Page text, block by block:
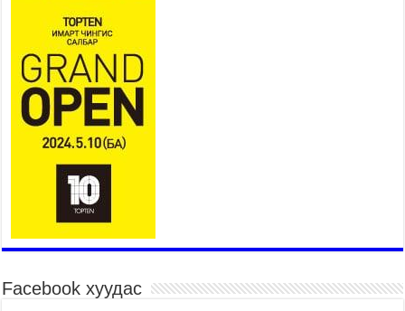
Аяллаа зөв төлөвлөхийг иргэдэд зөвлөж байна
2026 оны 7 сар 16 / 11 цаг 50 минут
Үер усны болзошгүй аюулаас сэргийлж,
холбогдох байгууллагууд өндөржүүлсэн бэлэн
байдалд ажиллаж байна
2026 оны 7 сар 15 / 13 цаг 06 минут
Монгол адууны үнэ цэнийг дэлхийд сурталчлах
2026 оны 7 сар 15 / 11 цаг 51 минут
Шагайн харвааны насанд хүрэгчдийн багийн
төрөлд 106 багийн 848 харваач өрсөлдөж,
шилдгүүд шалгарав
Facebook хуудас